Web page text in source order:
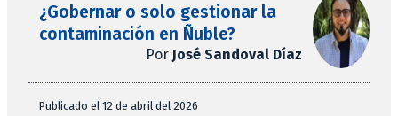
¿Gobernar o solo gestionar la
contaminación en Ñuble?
Por José Sandoval Díaz
Publicado el 12 de abril del 2026